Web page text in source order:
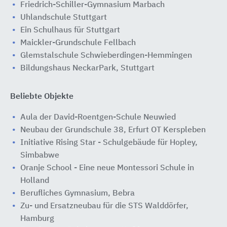
Friedrich-Schiller-Gymnasium Marbach
Uhlandschule Stuttgart
Ein Schulhaus für Stuttgart
Maickler-Grundschule Fellbach
Glemstalschule Schwieberdingen-Hemmingen
Bildungshaus NeckarPark, Stuttgart
Beliebte Objekte
Aula der David-Roentgen-Schule Neuwied
Neubau der Grundschule 38, Erfurt OT Kerspleben
Initiative Rising Star - Schulgebäude für Hopley,
Simbabwe
Oranje School - Eine neue Montessori Schule in
Holland
Berufliches Gymnasium, Bebra
Zu- und Ersatzneubau für die STS Walddörfer,
Hamburg